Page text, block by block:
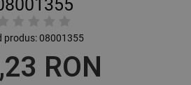
produs:08001355
RON